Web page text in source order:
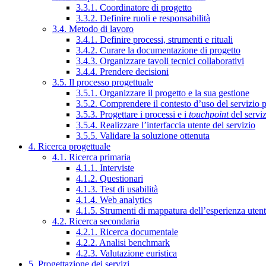
3.3.1. Coordinatore di progetto
3.3.2. Definire ruoli e responsabilità
3.4. Metodo di lavoro
3.4.1. Definire processi, strumenti e rituali
3.4.2. Curare la documentazione di progetto
3.4.3. Organizzare tavoli tecnici collaborativi
3.4.4. Prendere decisioni
3.5. Il processo progettuale
3.5.1. Organizzare il progetto e la sua gestione
3.5.2. Comprendere il contesto d’uso del servizio
3.5.3. Progettare i processi e i touchpointdel
3.5.4. Realizzare l’interfaccia utente del servizio
3.5.5. Validare la soluzione ottenuta
4. Ricerca progettuale
4.1. Ricerca primaria
4.1.1. Interviste
4.1.2. Questionari
4.1.3. Test di usabilità
4.1.4. Web analytics
4.1.5. Strumenti di mappatura dell’esperienza
4.2. Ricerca secondaria
4.2.1. Ricerca documentale
4.2.2. Analisi benchmark
4.2.3. Valutazione euristica
5. Progettazione dei servizi